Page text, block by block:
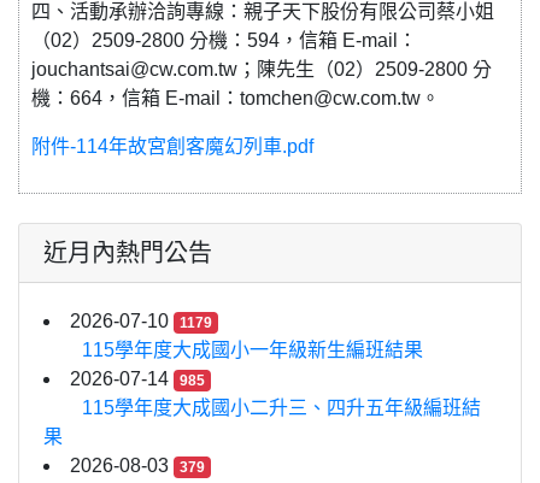
四、活動承辦洽詢專線：親子天下股份有限公司蔡小姐
（02）2509-2800 分機：594，信箱 E-mail：
jouchantsai@cw.com.tw；陳先生（02）2509-2800 分
機：664，信箱 E-mail：tomchen@cw.com.tw。
附件-114年故宮創客魔幻列車.pdf
近月內熱門公告
2026-07-10 1179
115學年度大成國小一年級新生編班結果
2026-07-14
985
115學年度大成國小二升三、四升五年級編班結
果
2026-08-03
379